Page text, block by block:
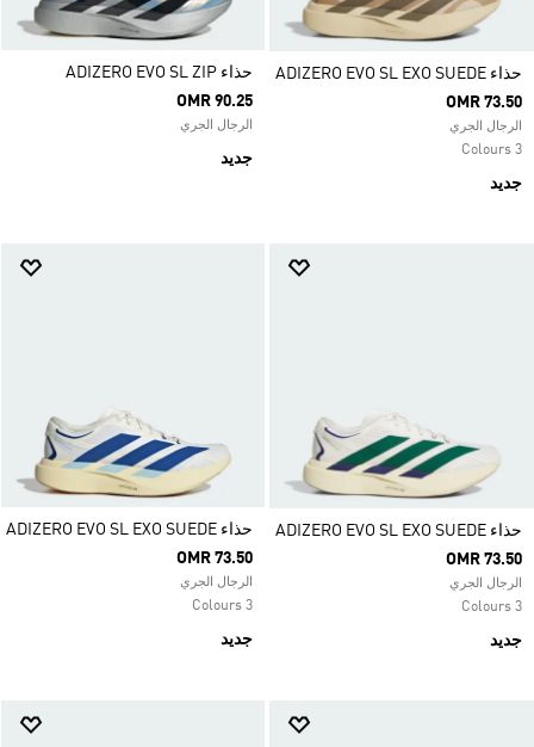
حذاء ADIZERO EVO SL EXO SUEDE
OMR 73.50
الرجال الجري
3 Colours
جديد
حذاء ADIZERO EVO SL ZIP
OMR 90.25
الرجال الجري
جديد
حذاء ADIZERO EVO SL EXO SUEDE
OMR 73.50
الرجال الجري
3 Colours
جديد
حذاء ADIZERO EVO SL EXO SUEDE
OMR 73.50
الرجال الجري
3 Colours
جديد